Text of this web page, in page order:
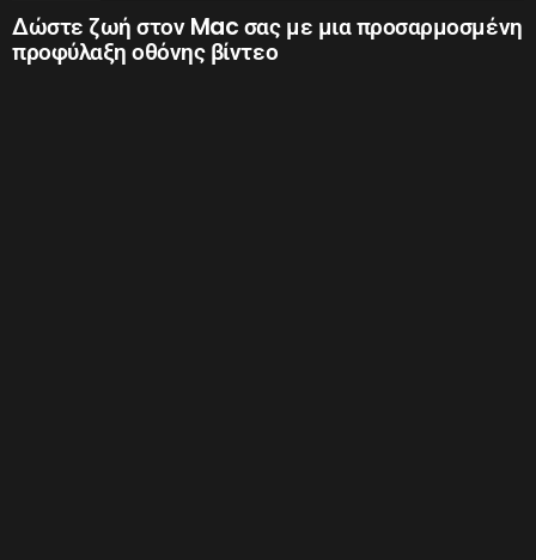
Δώστε ζωή στον Mac σας με μια προσαρμοσμένη
προφύλαξη οθόνης βίντεο